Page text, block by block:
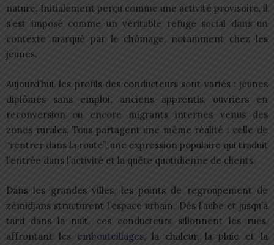
nature. Initialement perçu comme une activité provisoire, il
s’est imposé comme un véritable refuge social dans un
contexte marqué par le chômage, notamment chez les
jeunes.
Aujourd’hui, les profils des conducteurs sont variés : jeunes
diplômés sans emploi, anciens apprentis, ouvriers en
reconversion ou encore migrants internes venus des
zones rurales. Tous partagent une même réalité : celle de
“rentrer dans la route”, une expression populaire qui traduit
l’entrée dans l’activité et la quête quotidienne de clients.
Dans les grandes villes, les points de regroupement de
zémidjans structurent l’espace urbain. Dès l’aube et jusqu’à
tard dans la nuit, ces conducteurs sillonnent les rues,
affrontant les embouteillages, la chaleur, la pluie et la